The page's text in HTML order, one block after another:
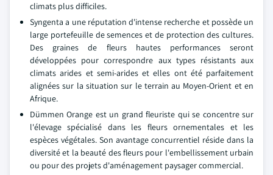
climats plus difficiles.
Syngenta a une réputation d'intense recherche et possède un
large portefeuille de semences et de protection des cultures.
Des graines de fleurs hautes performances seront
développées pour correspondre aux types résistants aux
climats arides et semi-arides et elles ont été parfaitement
alignées sur la situation sur le terrain au Moyen-Orient et en
Afrique.
Dümmen Orange est un grand fleuriste qui se concentre sur
l'élevage spécialisé dans les fleurs ornementales et les
espèces végétales. Son avantage concurrentiel réside dans la
diversité et la beauté des fleurs pour l'embellissement urbain
ou pour des projets d'aménagement paysager commercial.